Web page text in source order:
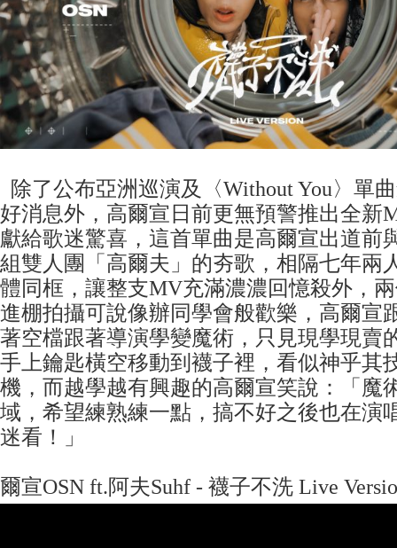
除了公布亞洲巡演及〈Without You〉單
好消息外，高爾宣日前更無預警推出全新
獻給歌迷驚喜，這首單曲是高爾宣出道前
組雙人團「高爾夫」的夯歌，相隔七年兩
體同框，讓整支MV充滿濃濃回憶殺外，
進棚拍攝可說像辦同學會般歡樂，高爾宣
著空檔跟著導演學變魔術，只見現學現賣
手上鑰匙橫空移動到襪子裡，看似神乎其
機，而越學越有興趣的高爾宣笑說：「魔
域，希望練熟練一點，搞不好之後也在演
迷看！」
爾宣OSN ft.阿夫Suhf - 襪子不洗 Live